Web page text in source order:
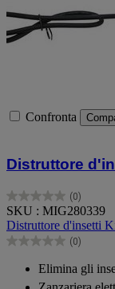
Confronta
Distruttore
(0)
0.0
su
5
stelle.
SKU : MIG280339
Distruttore d'insetti
(0)
0.0
Elimina gli